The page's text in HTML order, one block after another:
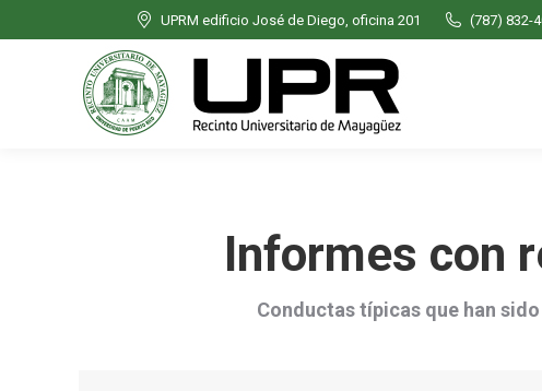
UPRM edificio José de Diego, oficina 201 (787) 832-
Informes con
Conductas típicas que han